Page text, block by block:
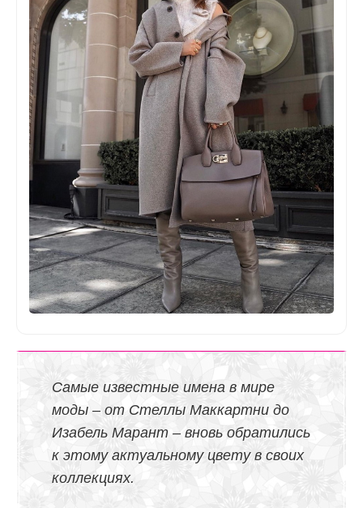
Самые известные имена в мире
моды – от Стеллы Маккартни до
Изабель Марант – вновь обратились
к этому актуальному цвету в своих
коллекциях.